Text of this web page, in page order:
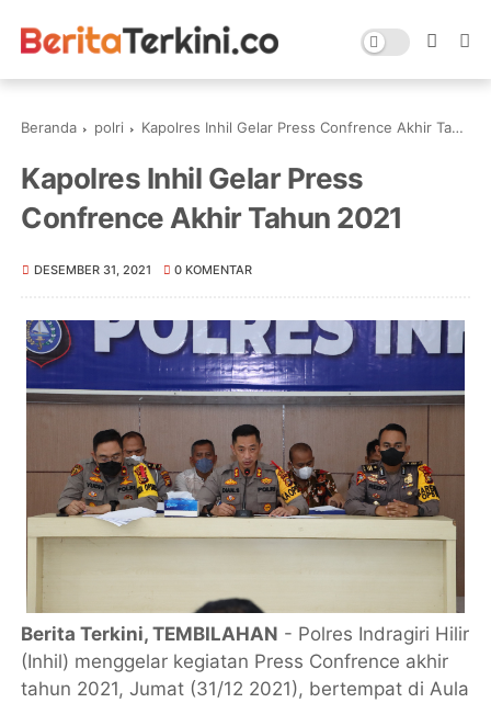
Beranda polri Kapolres Inhil Gelar Press Confrence Akhir Tahun 2021
Kapolres Inhil Gelar Press
Confrence Akhir Tahun 2021
DESEMBER 31, 2021 0 KOMENTAR
Berita Terkini, TEMBILAHAN - Polres Indragiri Hilir
(Inhil) menggelar kegiatan Press Confrence akhir
tahun 2021, Jumat (31/12 2021), bertempat di Aula